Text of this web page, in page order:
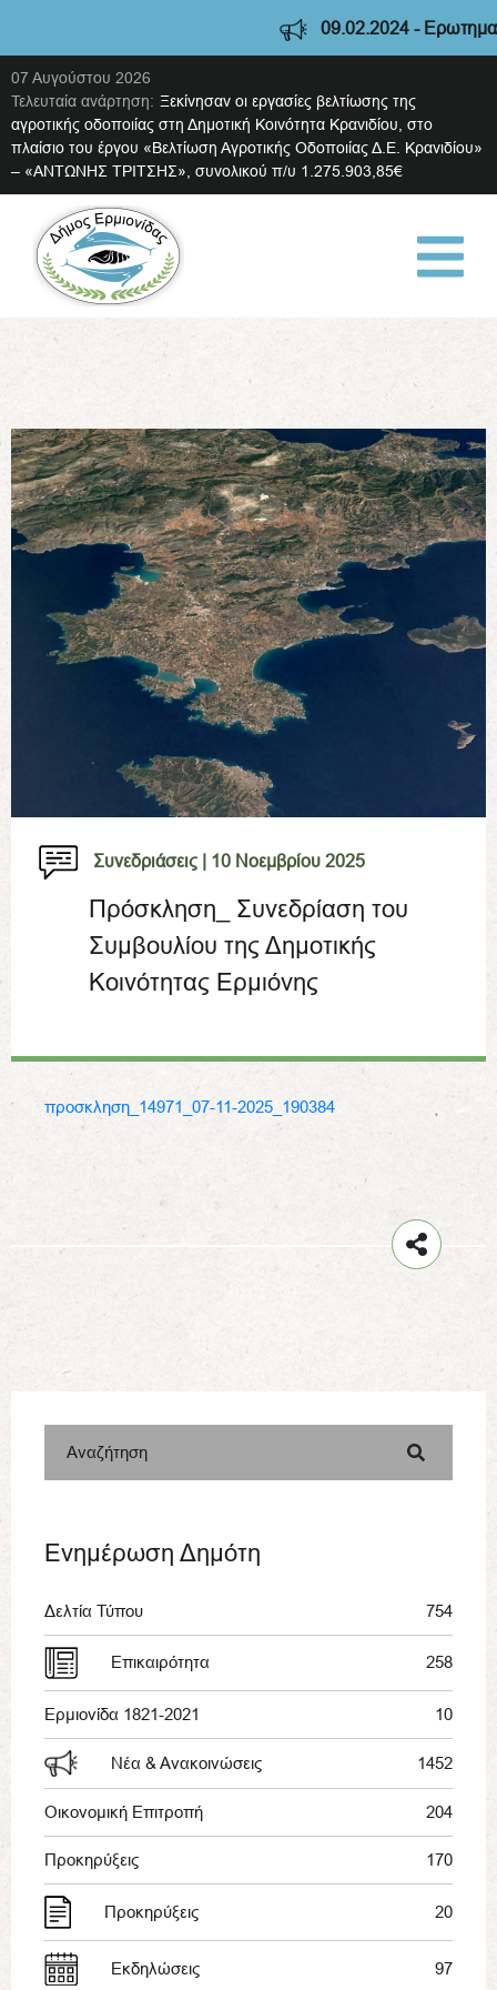
09.02.2024 -
07 Αυγούστου 2026
Τελευταία ανάρτηση: Ξεκίνησαν οι εργασίες βελτίωσης της
αγροτικής οδοποιίας στη Δημοτική Κοινότητα Κρανιδίου, στο
πλαίσιο του έργου «Βελτίωση Αγροτικής Οδοποιίας Δ.Ε. Κρανιδίου»
– «ΑΝΤΩΝΗΣ ΤΡΙΤΣΗΣ», συνολικού π/υ 1.275.903,85€
Συνεδριάσεις | 10 Νοεμβρίου 2025
Πρόσκληση_ Συνεδρίαση του
Συμβουλίου της Δημοτικής
Κοινότητας Ερμιόνης
προσκληση_14971_07-11-2025_190384
Αναζήτηση
Ενημέρωση Δημότη
Δελτία Τύπου 754
Επικαιρότητα 258
Ερμιονίδα 1821-2021 10
Νέα & Ανακοινώσεις 1452
Οικονομική Επιτροπή 204
Προκηρύξεις 170
Προκηρύξεις 20
Εκδηλώσεις 97